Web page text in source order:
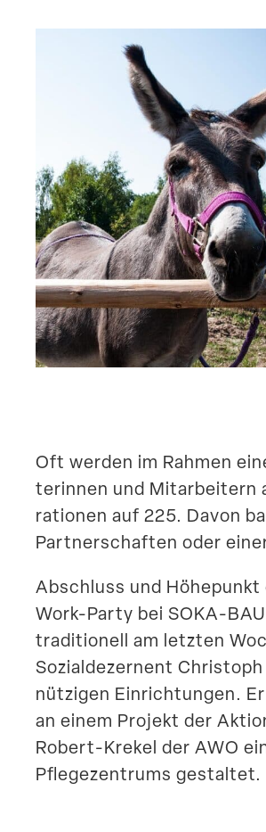
Oft werden im Rahmen
te­rinnen und Mitar­beitern
ra­tionen auf 225. Davon
Partner­schaften oder
Abschluss und
Work-Party bei SOKA-
tradi­tionell am letzten
Sozial­de­zernent
nüt­zigen Einrich­tungen.
an einem Projekt der
Robert-Krekel der AWO
Pflege­zen­trums gestaltet.